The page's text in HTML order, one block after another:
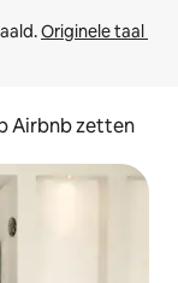
Originele taal
Airbnb zetten